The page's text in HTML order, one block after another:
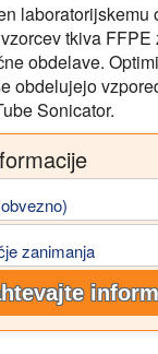
laboratorijskemu
tkiva
obdelave.
obdelujejo
Sonicator.
zanimanja